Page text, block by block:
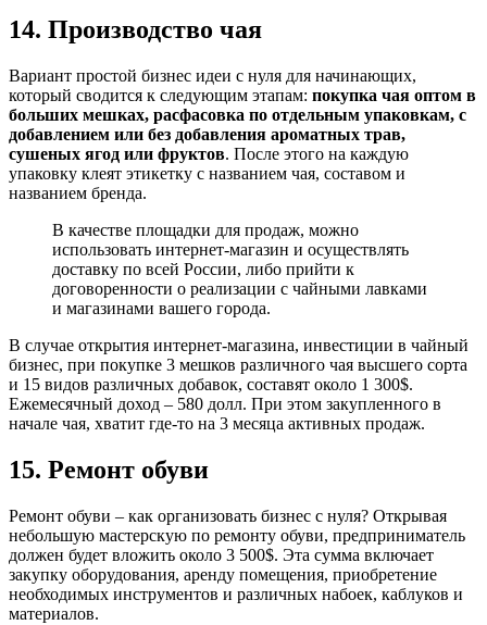
14. Производство чая
Вариант простой бизнес идеи с нуля для начинающих,
который сводится к следующим этапам: покупка чая оптом в
больших мешках, расфасовка по отдельным упаковкам, с
добавлением или без добавления ароматных трав,
сушеных ягод или фруктов. После этого на каждую
упаковку клеят этикетку с названием чая, составом и
названием бренда.
В качестве площадки для продаж, можно
использовать интернет-магазин и осуществлять
доставку по всей России, либо прийти к
договоренности о реализации с чайными лавками
и магазинами вашего города.
В случае открытия интернет-магазина, инвестиции в чайный
бизнес, при покупке 3 мешков различного чая высшего сорта
и 15 видов различных добавок, составят около 1 300$.
Ежемесячный доход – 580 долл. При этом закупленного в
начале чая, хватит где-то на 3 месяца активных продаж.
15. Ремонт обуви
Ремонт обуви – как организовать бизнес с нуля? Открывая
небольшую мастерскую по ремонту обуви, предприниматель
должен будет вложить около 3 500$. Эта сумма включает
закупку оборудования, аренду помещения, приобретение
необходимых инструментов и различных набоек, каблуков и
материалов.